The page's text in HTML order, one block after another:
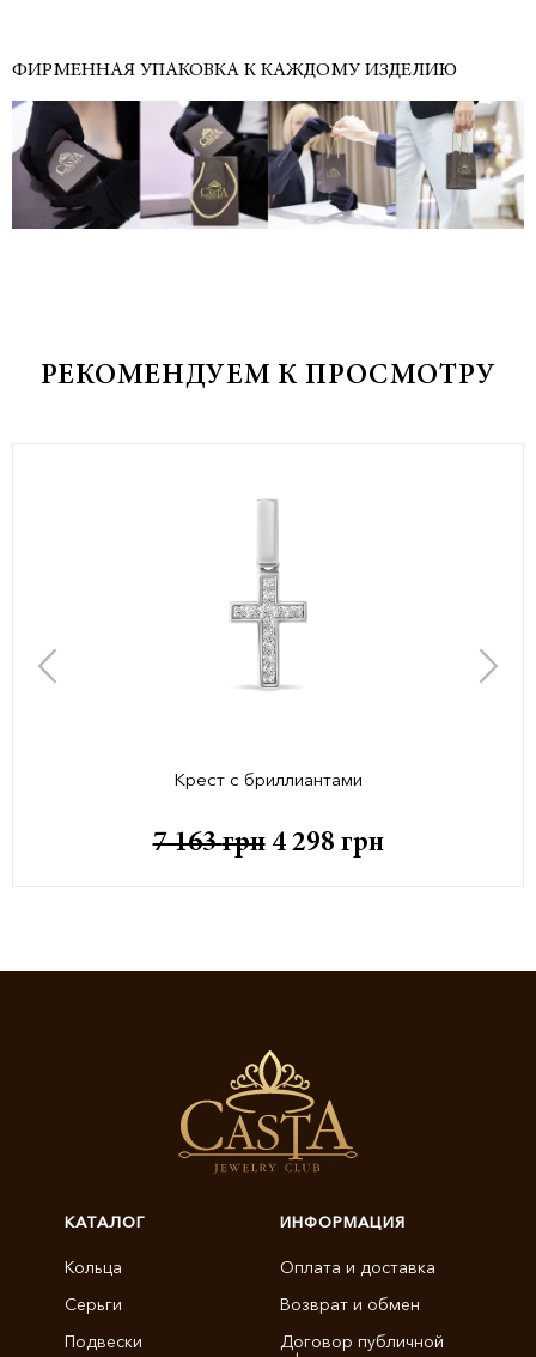
ФИРМЕННАЯ УПАКОВКА К КАЖДОМУ ИЗДЕЛИЮ
РЕКОМЕНДУЕМ К ПРОСМОТРУ
Крест с бриллиантами
7 163грн 4 298 грн
КАТАЛОГ
Кольца
Серьги
Подвески
ИНФОРМАЦИЯ
Оплата и доставка
Возврат и обмен
Договор публичной